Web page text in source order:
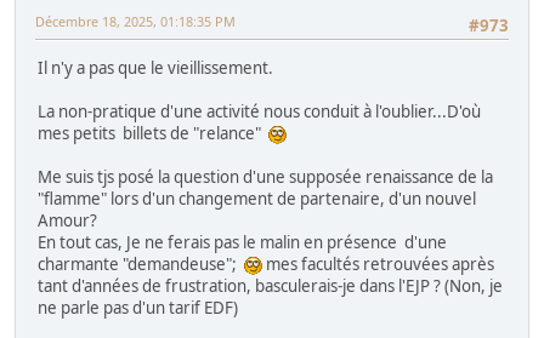
#973
Décembre 18, 2025, 01:18:35 PM
Il n'y a pas que le vieillissement.
La non-pratique d'une activité nous conduit à l'oublier...D'où
mes petits billets de "relance"
Me suis tjs posé la question d'une supposée renaissance de la
"flamme" lors d'un changement de partenaire, d'un nouvel
Amour?
En tout cas, Je ne ferais pas le malin en présence d'une
charmante "demandeuse";
mes facultés retrouvées après
tant d'années de frustration, basculerais-je dans l'EJP ? (Non, je
ne parle pas d'un tarif EDF)